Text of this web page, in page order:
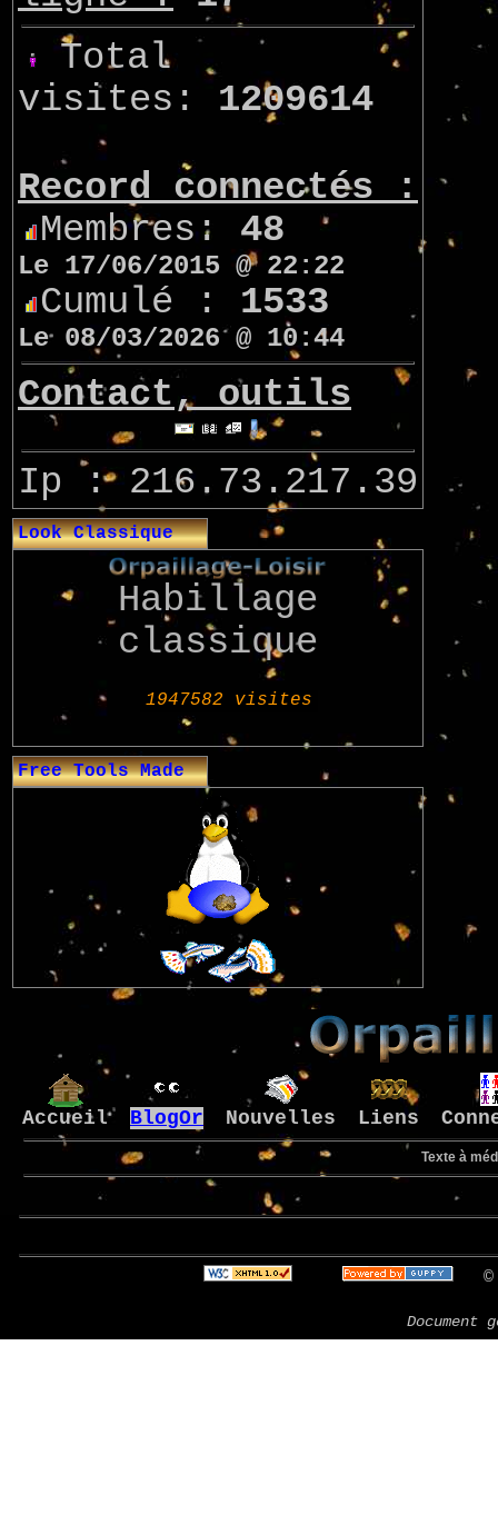
Total
visites:
1209614
Record connectés :
Membres: 48
Le 17/06/2015 @ 22:22
Cumulé : 1533
Le 08/03/2026 @ 10:44
Contact, outils
Ip : 216.73.217.39
Look Classique
Habillage
classique
Free Tools Made
Accueil BlogOr Nouvelles Liens
Texte à
©
Document